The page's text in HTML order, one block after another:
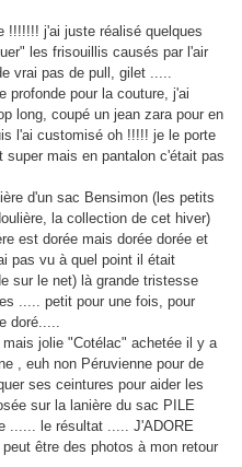
!!!!!!! j'ai juste réalisé quelques
les frisouillis causés par l'air
vrai pas de pull, gilet .....
profonde pour la couture, j'ai
long, coupé un jean zara pour en
l'ai customisé oh !!!!! je le porte
mais en pantalon c'était pas
d'un sac Bensimon (les petits
la collection de cet hiver)
est dorée mais dorée dorée et
pas vu à quel point il était
sur le net) là grande tristesse
..... petit pour une fois, pour
doré.....
jolie "Cotélac" achetée il y a
, euh non Péruvienne pour de
ses ceintures pour aider les
sur la lanière du sac PILE
...... le résultat ..... J'ADORE
être des photos à mon retour